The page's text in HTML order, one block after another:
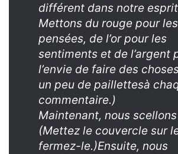
différent dans notre
Mettons du rouge pour les
pensées, de l’or pour les
sentiments et de l’argent
l’envie de faire des
un peu de paillettesà
commentaire.)
Maintenant, nous
(Mettez le couvercle sur
fermez-le.)Ensuite, nous